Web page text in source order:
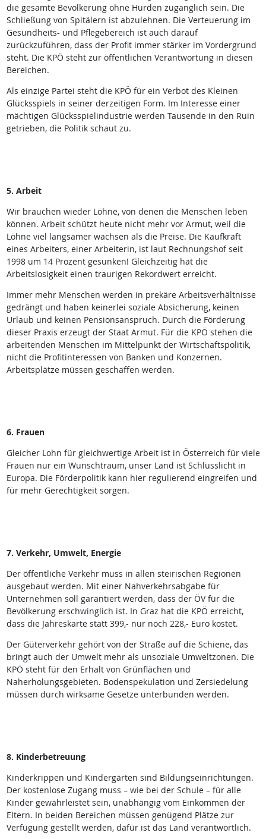
die gesamte Bevölkerung ohne Hürden zugänglich sein. Die
Schließung von Spitälern ist abzulehnen. Die Verteuerung im
Gesundheits- und Pflegebereich ist auch darauf
zurückzuführen, dass der Profit immer stärker im Vordergrund
steht. Die KPÖ steht zur öffentlichen Verantwortung in diesen
Bereichen.
Als einzige Partei steht die KPÖ für ein Verbot des Kleinen
Glücksspiels in seiner derzeitigen Form. Im Interesse einer
mächtigen Glücksspielindustrie werden Tausende in den Ruin
getrieben, die Politik schaut zu.
5. Arbeit
Wir brauchen wieder Löhne, von denen die Menschen leben
können. Arbeit schützt heute nicht mehr vor Armut, weil die
Löhne viel langsamer wachsen als die Preise. Die Kaufkraft
eines Arbeiters, einer Arbeiterin, ist laut Rechnungshof seit
1998 um 14 Prozent gesunken! Gleichzeitig hat die
Arbeitslosigkeit einen traurigen Rekordwert erreicht.
Immer mehr Menschen werden in prekäre Arbeitsverhältnisse
gedrängt und haben keinerlei soziale Absicherung, keinen
Urlaub und keinen Pensionsanspruch. Durch die Förderung
dieser Praxis erzeugt der Staat Armut. Für die KPÖ stehen die
arbeitenden Menschen im Mittelpunkt der Wirtschaftspolitik,
nicht die Profitinteressen von Banken und Konzernen.
Arbeitsplätze müssen geschaffen werden.
6. Frauen
Gleicher Lohn für gleichwertige Arbeit ist in Österreich für viele
Frauen nur ein Wunschtraum, unser Land ist Schlusslicht in
Europa. Die Förderpolitik kann hier regulierend eingreifen und
für mehr Gerechtigkeit sorgen.
7. Verkehr, Umwelt, Energie
Der öffentliche Verkehr muss in allen steirischen Regionen
ausgebaut werden. Mit einer Nahverkehrsabgabe für
Unternehmen soll garantiert werden, dass der ÖV für die
Bevölkerung erschwinglich ist. In Graz hat die KPÖ erreicht,
dass die Jahreskarte statt 399,- nur noch 228,- Euro kostet.
Der Güterverkehr gehört von der Straße auf die Schiene, das
bringt auch der Umwelt mehr als unsoziale Umweltzonen. Die
KPÖ steht für den Erhalt von Grünflächen und
Naherholungsgebieten. Bodenspekulation und Zersiedelung
müssen durch wirksame Gesetze unterbunden werden.
8. Kinderbetreuung
Kinderkrippen und Kindergärten sind Bildungseinrichtungen.
Der kostenlose Zugang muss – wie bei der Schule – für alle
Kinder gewährleistet sein, unabhängig vom Einkommen der
Eltern. In beiden Bereichen müssen genügend Plätze zur
Verfügung gestellt werden, dafür ist das Land verantwortlich.